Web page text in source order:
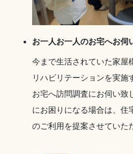
お一人お一人のお宅へお伺
今まで生活されていた家屋
リハビリテーションを実施
お宅へ訪問調査にお伺い致
にお困りになる場合は、住
のご利用を提案させていた